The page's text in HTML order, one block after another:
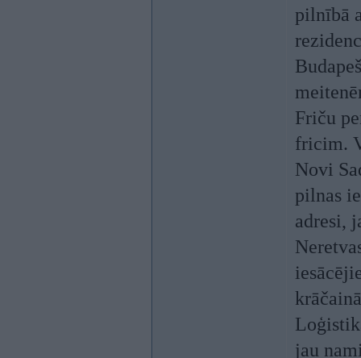
pilnībā
Friču
fricim.
Novi
pilnas
adresi,
jau